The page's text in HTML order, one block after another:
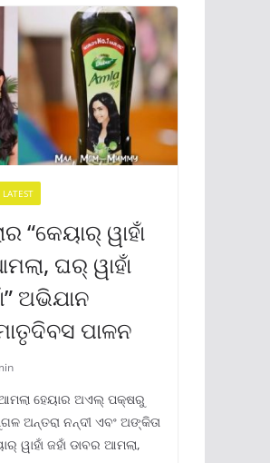
LATEST
“କେୟାର୍ ୱାହାଁ
ଘର୍ ୱାହାଁ
ଅଭିଯାନ
ପାଳନ
ହେୟାର ଅଏଲ୍ ପକ୍ଷରୁ
ଅନ୍ତରା ନନ୍ଦୀ ଏବଂ ଅଙ୍କିତା
ୱାହାଁ ଜହାଁ ଡାବର ଆମଲା,